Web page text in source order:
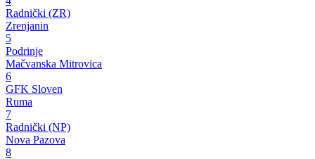
Radnički (ZR)
Zrenjanin
5
Podrinje
Mačvanska Mitrovica
6
GFK Sloven
Ruma
7
Radnički (NP)
Nova Pazova
8